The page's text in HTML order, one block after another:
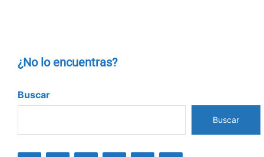
¿No lo encuentras?
Buscar
Buscar